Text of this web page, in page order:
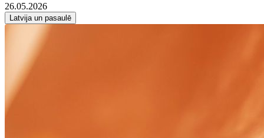
26.05.2026
Latvija un pasaulē